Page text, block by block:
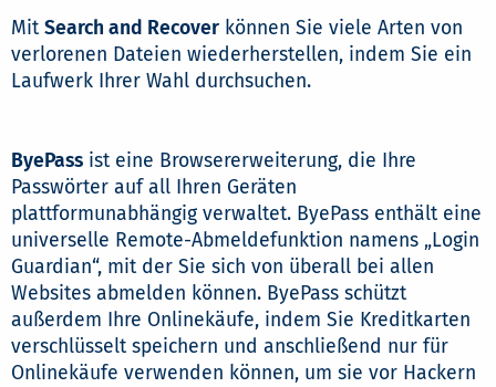
MitSearch and Recover können Sie viele Arten von
verlorenen Dateien wiederherstellen, indem Sie ein
Laufwerk Ihrer Wahl durchsuchen.
ByePass ist eine Browsererweiterung, die Ihre
Passwörter auf all Ihren Geräten
plattformunabhängig verwaltet. ByePass enthält eine
universelle Remote-Abmeldefunktion namens „Login
Guardian“, mit der Sie sich von überall bei allen
Websites abmelden können. ByePass schützt
außerdem Ihre Onlinekäufe, indem Sie Kreditkarten
verschlüsselt speichern und anschließend nur für
Onlinekäufe verwenden können, um sie vor Hackern